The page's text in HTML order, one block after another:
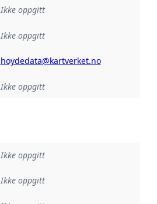
Ikke oppgitt
Ikke oppgitt
hoydedata@kartverket.no
Ikke oppgitt
Ikke oppgitt
:
Ikke oppgitt